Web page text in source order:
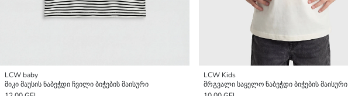
LCW baby
მიკი მაუსის ნაბეჭდი ჩვილი ბიჭების მაისური
LCW Kids
მრგვალი საყელო ნაბეჭდი ბიჭების მაისური